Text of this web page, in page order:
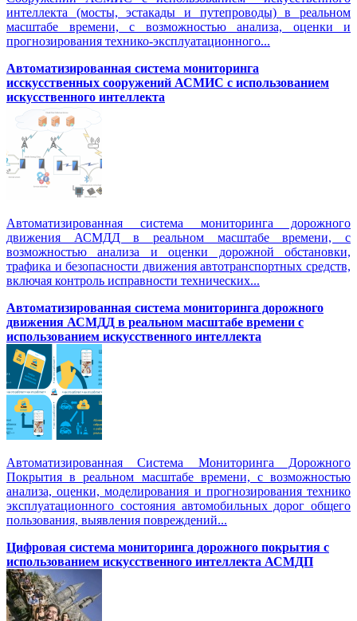
интеллекта (мосты, эстакады и путепроводы) в реальном
масштабе времени, с возможностью анализа, оценки и
прогнозирования технико-эксплуатационного...
Автоматизированная система мониторинга
исскусственных сооружений АСМИС с использованием
искусственного интеллекта
Автоматизированная система мониторинга дорожного
движения АСМДД в реальном масштабе времени, с
возможностью анализа и оценки дорожной обстановки,
трафика и безопасности движения автотранспортных средств,
включая контроль исправности технических...
Автоматизированная cистема мониторинга дорожного
движения АСМДД в реальном масштабе времени с
использованием искусственного интеллекта
Автоматизированная Система Мониторинга Дорожного
Покрытия в реальном масштабе времени, с возможностью
анализа, оценки, моделирования и прогнозирования технико
эксплуатационного состояния автомобильных дорог общего
пользования, выявления повреждений...
Цифровая система мониторинга дорожного покрытия с
использованием искусственного интеллекта АСМДП